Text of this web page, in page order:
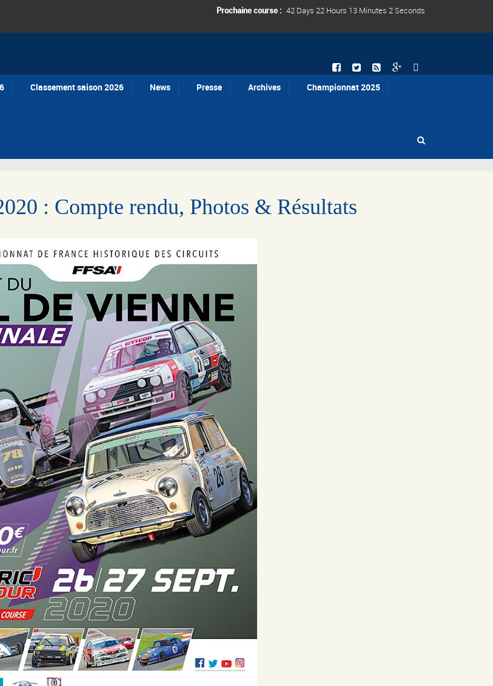
Prochaine course : 42 Days 22 Hours 13 Minutes 0 Seconds
Classement saison 2026 News Presse Archives Championnat 2025
: Compte rendu, Photos & Résultats